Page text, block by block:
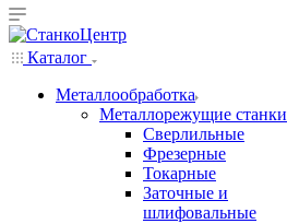
Каталог
Металлообработка
Металлорежущие станки
Сверлильные
Фрезерные
Токарные
Заточные и
шлифовальные